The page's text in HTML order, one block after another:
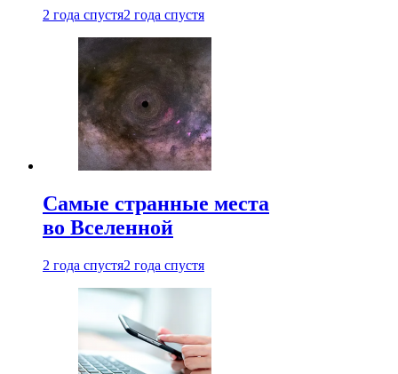
2 года спустя2 года спустя
Самые странные места
во Вселенной
2 года спустя2 года спустя